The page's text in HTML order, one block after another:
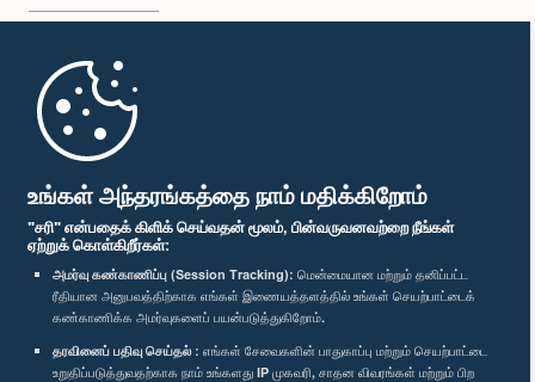
உங்கள் அந்தரங்கத்தை நாம் மதிக்கிறோம்
"சரி" என்பதைக் கிளிக் செய்வதன் மூலம், பின்வருவனவற்றை நீங்கள்
ஏற்றுக் கொள்கிறீர்கள்:
அமர்வு கண்காணிப்பு (Session Tracking): மென்மையான மற்றும் தனிப்பட்ட
ரீதியான அனுபவத்திற்காக எங்கள் இணையத்தளத்தில் உங்கள் செயற்பாட்டைக்
கண்காணிக்க அமர்வுகளைப் பயன்படுத்துகிறோம்.
தரவினைப் பதிவு செய்தல் : எங்கள் சேவைகளின் பாதுகாப்பு மற்றும் செயற்பாட்டை
உறுதிப்படுத்துவதற்காக நாம் உங்களது IP முகவரி, சாதன விவரங்கள் மற்றும் பிற
பி.ப. 2:37 - பி.ப. 2:46
பி.ப. 2:46 - பி.ப. 2:55
பி.ப. 2:55 - பி.ப. 3:05
முதற்பக்கம்
பாராளுமன்ற கையடக்க செயலி
எம்மை பின்தொடர்க :
விருதுகள்